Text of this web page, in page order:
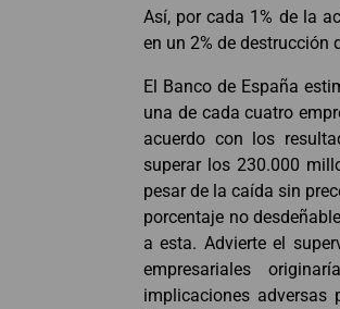
Así, por cada 1% de la
en un 2% de destrucción
El Banco de España
una de cada cuatro
acuerdo con los
superar los 230.000
pesar de la caída sin
porcentaje no
a esta. Advierte el
empresariales
implicaciones adversas